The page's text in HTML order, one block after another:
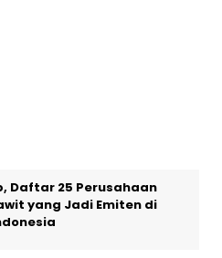
Daftar 25 Perusahaan
yang Jadi Emiten di